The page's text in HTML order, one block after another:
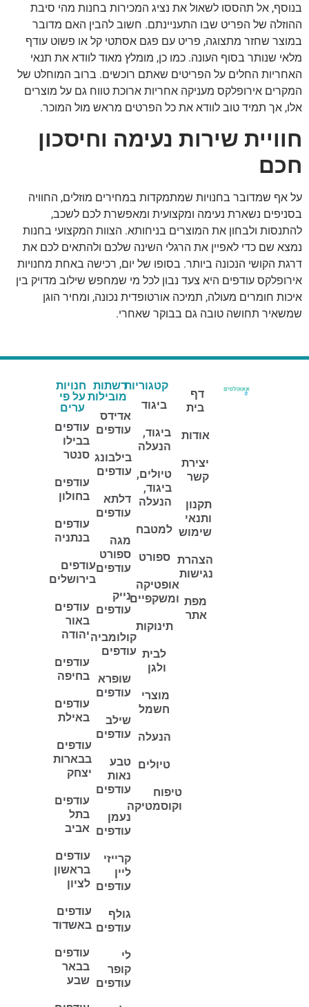
בנוסף, אל תהססו לשאול את נציג המכירות בחנות מהי סיבת
ההוזלה של הפריט שבו התעניינתם. חשוב להבין האם מדובר
במוצר שחזר מתצוגה, פריט עם פגם אסתטי קל או פשוט עודף
מלאי שנותר בסוף העונה. כמו כן, מומלץ מאוד לוודא את תנאי
האחריות החלים על הפריטים שאתם רוכשים. ברוב המוחלט של
המקרים אירופלקס מעניקה אחריות ארוכת טווח גם על מוצרים
אלו, אך תמיד טוב לוודא את כל הפרטים מראש מול המוכר.
חוויית שירות נעימה וחיסכון
חכם
על אף שמדובר בחנויות שמתמקדות במחירים מוזלים, החוויה
בסניפים נשארת נעימה ומקצועית ומאפשרת לכם לשכב,
להתנסות ולבחון את המוצרים בניחותא. הצוות המקצועי בחנות
נמצא שם כדי לאפיין את הרגלי השינה שלכם ולהתאים לכם את
דרגת הקושי הנכונה ביותר. בסופו של יום, רכישה באחת מחנויות
אירופלקס עודפים היא צעד נבון לכל מי שמחפש שילוב מדויק בין
איכות חומרים מעולה, תמיכה אורטופדית נכונה, ומחיר הוגן
שמשאיר תחושה טובה גם בבוקר שאחרי.
דף
בית
אודות
יצירת
קשר
תקנון
ותנאי
שימוש
הצהרת
נגישות
מפת
אתר
קטגוריות
ביגוד
ביגוד,
הנעלה
טיולים,
ביגוד,
הנעלה
למטבח
ספורט
אופטיקה
ומשקפיים
תינוקות
לבית
ולגן
מוצרי
חשמל
הנעלה
טיולים
טיפוח
וקוסמטיקה
רשתות
מובילות
אדידס
עודפים
בילבונג
עודפים
דלתא
עודפים
מגה
ספורט
עודפים
נייק
עודפים
קולומביה
עודפים
שופרא
עודפים
שילב
עודפים
טבע
נאות
עודפים
נעמן
עודפים
קרייזי
ליין
עודפים
גולף
עודפים
לי
קופר
עודפים
חנויות
על פי
ערים
עודפים
בבילו
סנטר
עודפים
בחולון
עודפים
בנתניה
עודפים
בירושלים
עודפים
באור
יהודה
עודפים
בחיפה
עודפים
באילת
עודפים
בבארות
יצחק
עודפים
בתל
אביב
עודפים
בראשון
לציון
עודפים
באשדוד
עודפים
בבאר
שבע